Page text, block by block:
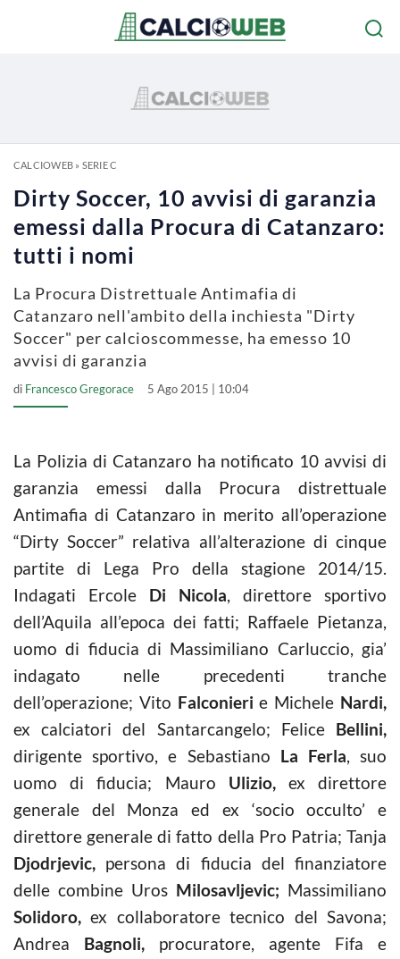
CALCIOWEB» SERIE C
Dirty Soccer, 10 avvisi di garanzia
emessi dalla Procura di Catanzaro:
tutti i nomi
La Procura Distrettuale Antimafia di
Catanzaro nell'ambito della inchiesta "Dirty
Soccer" per calcioscommesse, ha emesso 10
avvisi di garanzia
di Francesco Gregorace 5 Ago 2015 | 10:04
La Polizia di Catanzaro ha notificato 10 avvisi di
garanzia emessi dalla Procura distrettuale
Antimafia di Catanzaro in merito all’operazione
“Dirty Soccer” relativa all’alterazione di cinque
partite di Lega Pro della stagione 2014/15.
Indagati Ercole Di Nicola, direttore sportivo
dell’Aquila all’epoca dei fatti; Raffaele Pietanza,
uomo di fiducia di Massimiliano Carluccio, gia’
indagato nelle precedenti tranche
dell’operazione; Vito Falconieri e Michele Nardi,
ex calciatori del Santarcangelo; Felice Bellini,
dirigente sportivo, e Sebastiano La Ferla, suo
uomo di fiducia; Mauro Ulizio,ex direttore
generale del Monza ed ex ‘socio occulto’ e
direttore generale di fatto della Pro Patria; Tanja
Djodrjevic, persona di fiducia del finanziatore
delle combine Uros Milosavljevic; Massimiliano
Solidoro, ex collaboratore tecnico del Savona;
Andrea Bagnoli, procuratore, agente Fifa e